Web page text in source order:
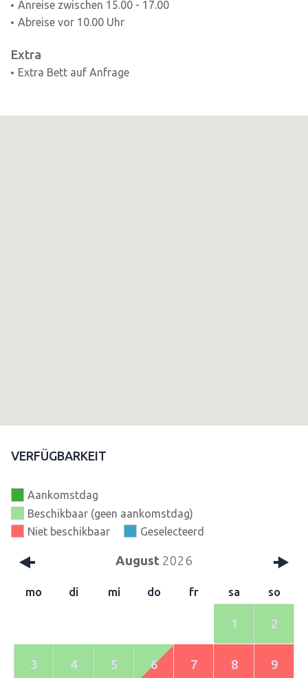
Anreise zwischen 15.00 - 17.00
Abreise vor 10.00 Uhr
Extra
Extra Bett auf Anfrage
VERFÜGBARKEIT
Aankomstdag
Beschikbaar (geen aankomstdag)
Niet beschikbaar
Geselecteerd
August 2026
mo di mi do fr sa so
1 2
3 4 5 6 7 8 9